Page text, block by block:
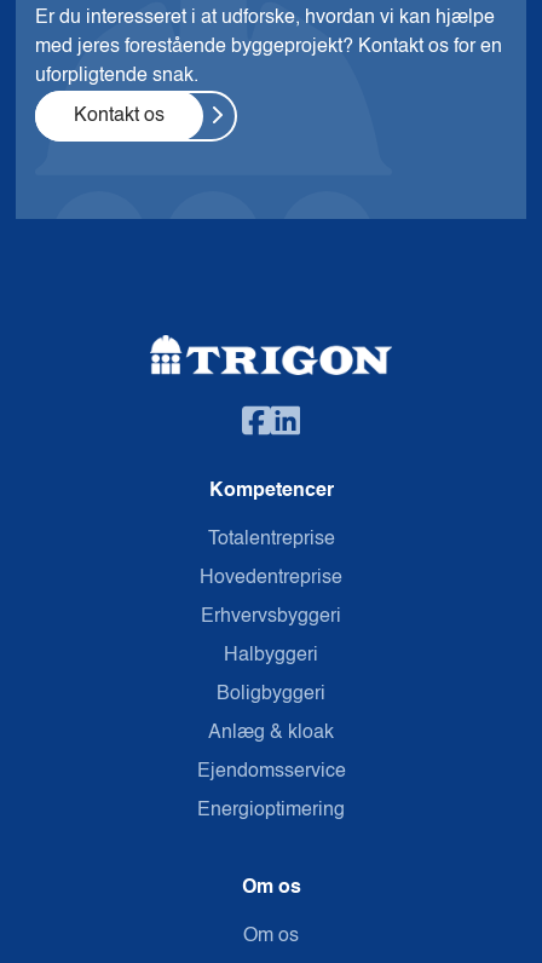
Er du interesseret i at udforske, hvordan vi kan hjælpe
med jeres forestående byggeprojekt? Kontakt os for en
uforpligtende snak.
Kontakt os
Kompetencer
Totalentreprise
Hovedentreprise
Erhvervsbyggeri
Halbyggeri
Boligbyggeri
Anlæg & kloak
Ejendomsservice
Energioptimering
Om os
Om os